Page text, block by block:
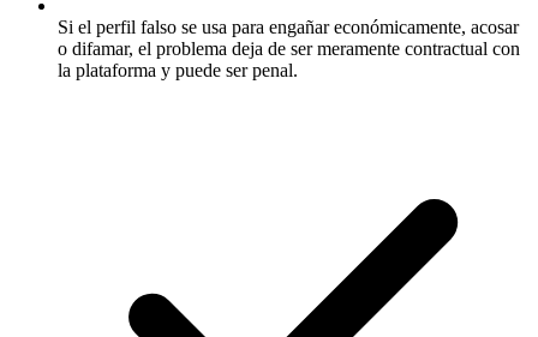
Si el perfil falso se usa para engañar económicamente, acosar
o difamar, el problema deja de ser meramente contractual con
la plataforma y puede ser penal.